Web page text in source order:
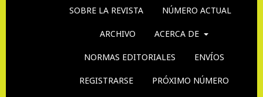
SOBRE LA REVISTA NÚMERO ACTUAL
ARCHIVO ACERCA DE
NORMAS EDITORIALES ENVÍOS
REGISTRARSE PRÓXIMO NÚMERO